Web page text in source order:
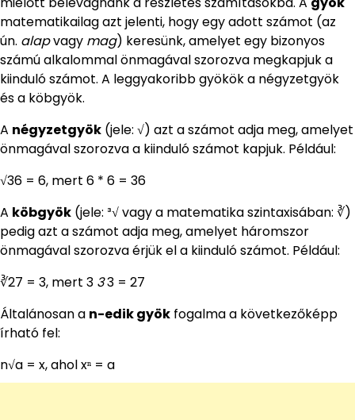
matematikailag azt jelenti, hogy egy adott számot (az
ún. alapvagy mag) keresünk, amelyet egy bizonyos
számú alkalommal önmagával szorozva megkapjuk a
kiinduló számot. A leggyakoribb gyökök a négyzetgyök
és a köbgyök.
A négyzetgyök (jele: √) azt a számot adja meg, amelyet
önmagával szorozva a kiinduló számot kapjuk. Például:
√36 = 6, mert 6 * 6 = 36
A köbgyök (jele: ³√ vagy a matematika szintaxisában: ∛)
pedig azt a számot adja meg, amelyet háromszor
önmagával szorozva érjük el a kiinduló számot. Például:
∛27 = 3, mert 3 33 = 27
Általánosan a n-edik gyök fogalma a következőképp
írható fel:
n√a = x, ahol xⁿ = a